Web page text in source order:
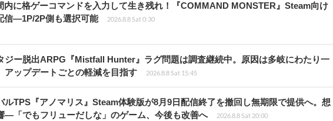
内に格ゲーコマンドを入力して生き残れ！『COMMAND MONSTER』Steam向け
信―1P/2P側も選択可能
2026.8.8 Sat 0:30
ジー脱出ARPG『Mistfall Hunter』ラグ問題は調査継続中。原因は多岐にわたり一
アップデートごとの軽減を目指す
2026.8.8 Sat 15:45
ルTPS『アノマリス』Steam体験版が8月9日配信終了を撤回し無期限で提供へ。想
―「でもフリューだしな」のゲーム、今後も改善へ
2026.8.8 Sat 20:00